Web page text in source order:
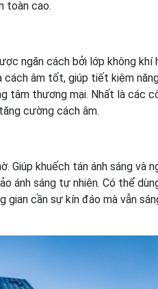
toàn cao.
ngăn cách bởi lớp không khí
cách âm tốt, giúp tiết kiệm
tâm thương mại. Nhất là các
cường cách âm.
Giúp khuếch tán ánh sáng và
ánh sáng tự nhiên. Có thể
gian cần sự kín đáo mà vẫn